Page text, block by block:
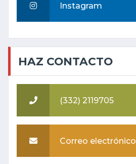
Instagram
HAZ CONTACTO
(332) 2119705
Correo electrónico